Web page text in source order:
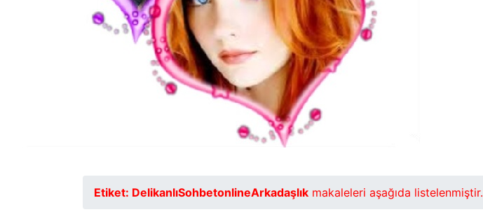
Etiket: DelikanlıSohbetonlineArkadaşlık makaleleri aşağıda listelenmiştir.